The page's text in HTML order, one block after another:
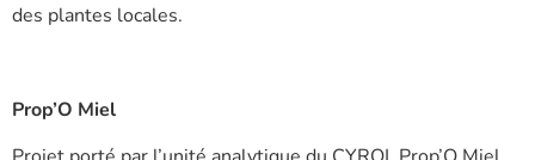
des plantes locales.
Prop’O Miel